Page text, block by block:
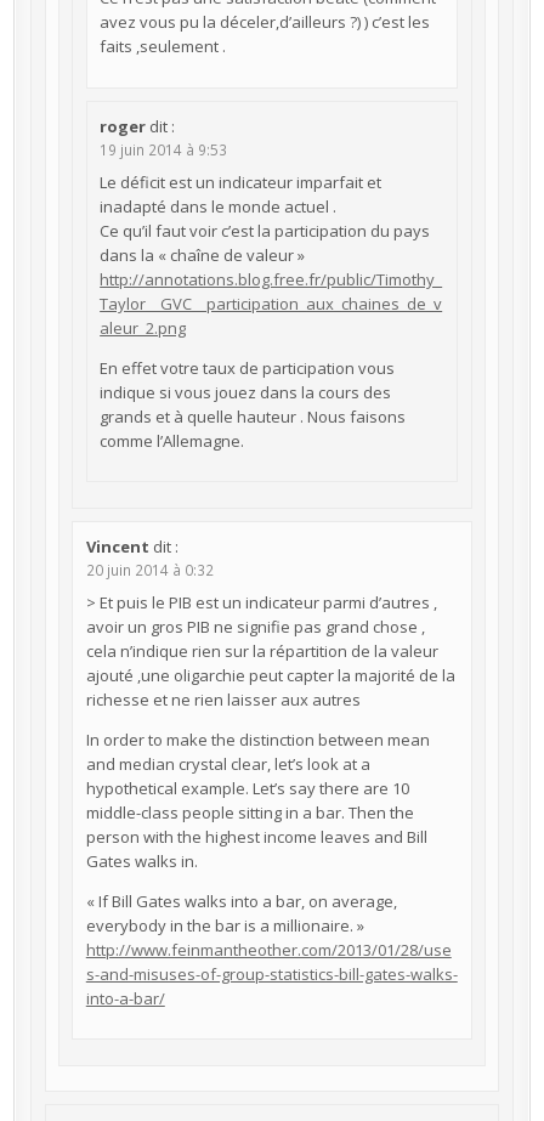
avez vous pu la déceler,d’ailleurs ?) ) c’est les
faits ,seulement .
roger dit :
19 juin 2014 à 9:53
Le déficit est un indicateur imparfait et
inadapté dans le monde actuel .
Ce qu’il faut voir c’est la participation du pays
dans la « chaîne de valeur »
http://annotations.blog.free.fr/public/Timothy_
Taylor__GVC__participation_aux_chaines_de_v
aleur_2.png
En effet votre taux de participation vous
indique si vous jouez dans la cours des
grands et à quelle hauteur . Nous faisons
comme l’Allemagne.
Vincent dit :
20 juin 2014 à 0:32
> Et puis le PIB est un indicateur parmi d’autres ,
avoir un gros PIB ne signifie pas grand chose ,
cela n’indique rien sur la répartition de la valeur
ajouté ,une oligarchie peut capter la majorité de la
richesse et ne rien laisser aux autres
In order to make the distinction between mean
and median crystal clear, let’s look at a
hypothetical example. Let’s say there are 10
middle-class people sitting in a bar. Then the
person with the highest income leaves and Bill
Gates walks in.
« If Bill Gates walks into a bar, on average,
everybody in the bar is a millionaire. »
http://www.feinmantheother.com/2013/01/28/use
s-and-misuses-of-group-statistics-bill-gates-walks-
into-a-bar/